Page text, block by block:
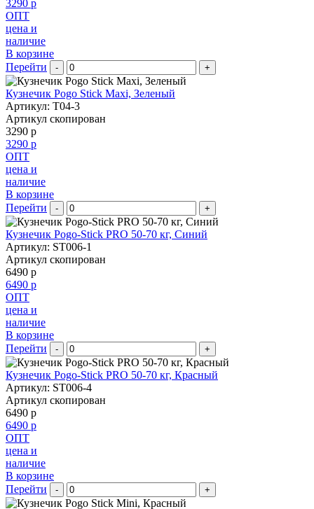
3290 р
ОПТ
цена и
наличие
В корзине
Перейти
- +
Кузнечик Pogo Stick Maxi, Зеленый
Артикул: T04-3
Артикул скопирован
3290 р
3290 р
ОПТ
цена и
наличие
В корзине
Перейти
- +
Кузнечик Pogo-Stick PRO 50-70 кг, Синий
Артикул: ST006-1
Артикул скопирован
6490 р
6490 р
ОПТ
цена и
наличие
В корзине
Перейти
- +
Кузнечик Pogo-Stick PRO 50-70 кг, Красный
Артикул: ST006-4
Артикул скопирован
6490 р
6490 р
ОПТ
цена и
наличие
В корзине
Перейти
- +